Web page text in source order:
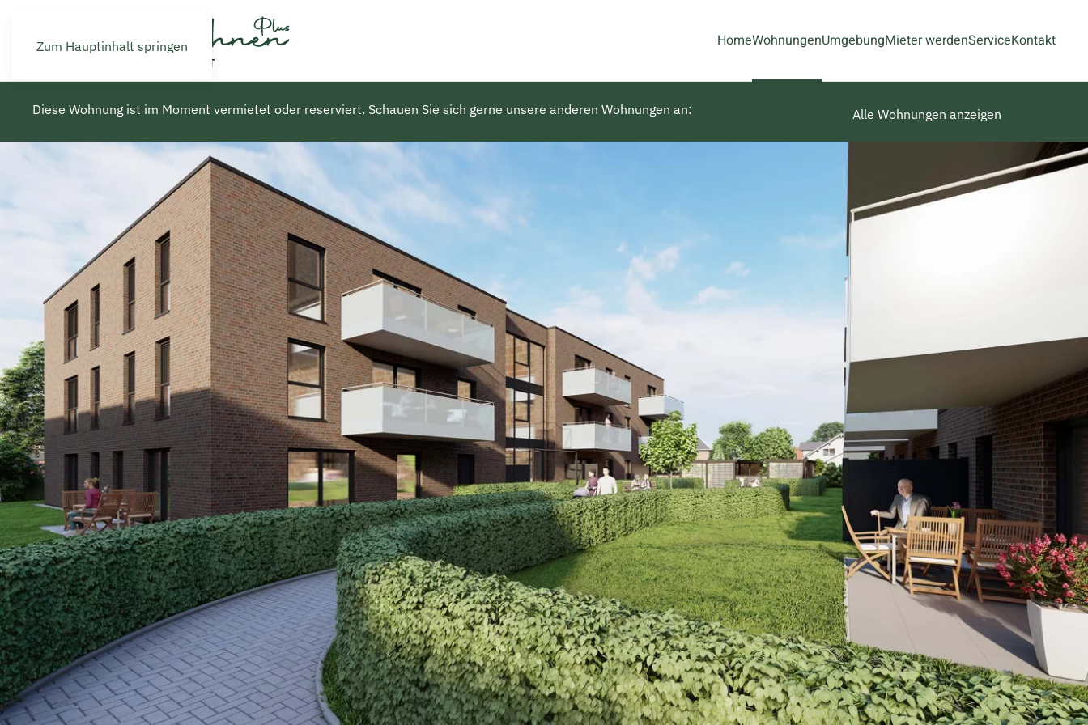
Zum Hauptinhalt springen HomeWohnungenUmgebungMieter werdenServiceKontakt
Diese Wohnung ist im Moment vermietet oder reserviert. Schauen Sie sich gerne unsere anderen Wohnungen an: Alle Wohnungen anzeigen